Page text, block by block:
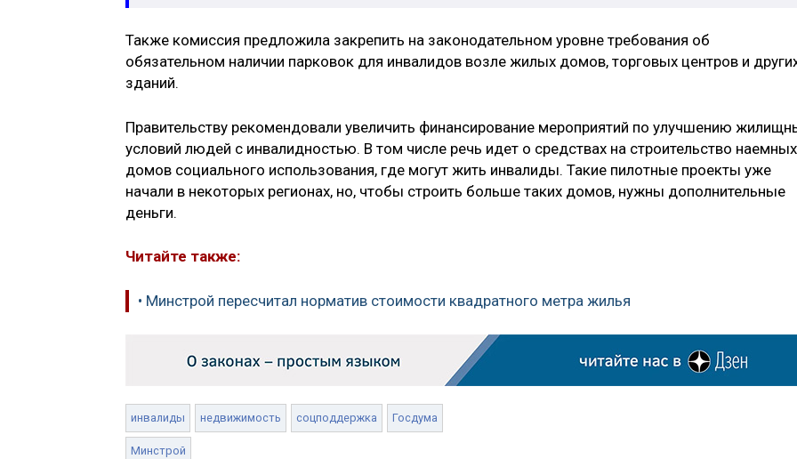
Также комиссия предложила закрепить на законодательном уровне требования об
обязательном наличии парковок для инвалидов возле жилых домов, торговых центров и
зданий.
Правительству рекомендовали увеличить финансирование мероприятий по улучшению
условий людей с инвалидностью. В том числе речь идет о средствах на строительство наемных
домов социального использования, где могут жить инвалиды. Такие пилотные проекты уже
начали в некоторых регионах, но, чтобы строить больше таких домов, нужны дополнительные
деньги.
Читайте также:
• Минстрой пересчитал норматив стоимости квадратного метра жилья
инвалиды недвижимость соцподдержка Госдума
Минстрой